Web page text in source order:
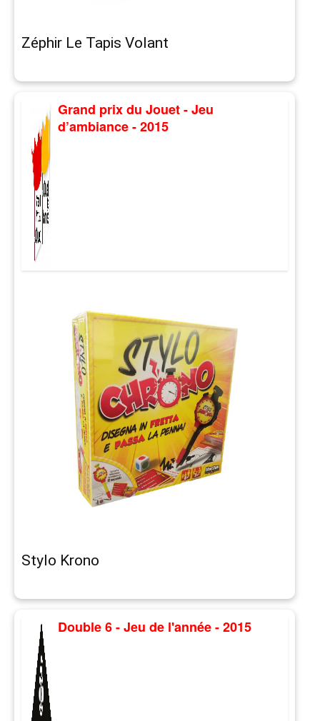
Zéphir Le Tapis Volant
Grand prix du Jouet - Jeu
d’ambiance - 2015
Stylo Krono
Double 6 - Jeu de l'année - 2015